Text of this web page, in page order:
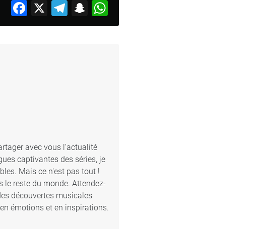
Facebook
X Telegram
Snapchat
avec vous l'actualité
captivantes des séries, je
Mais ce n'est pas tout !
le reste du monde. Attendez-
découvertes musicales
émotions et en inspirations.